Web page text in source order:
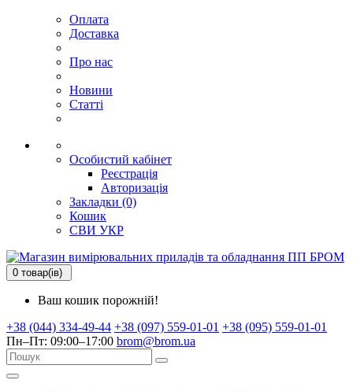
Оплата
Доставка
Про нас
Новини
Статті
Особистий кабінет
Реєстрація
Авторизація
Закладки (0)
Кошик
СВИ УКР
0 товар(ів)
Ваш кошик порожній!
+38 (044) 334-49-44 +38 (097) 559-01-01 +38 (095) 559-01-01
Пн–Пт: 09:00–17:00 brom@brom.ua